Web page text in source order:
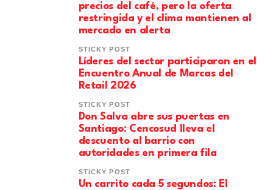
precios del café, pero la oferta
restringida y el clima mantienen al
mercado en alerta
STICKY POST
Líderes del sector participaron en el
Encuentro Anual de Marcas del
Retail 2026
STICKY POST
Don Salva abre sus puertas en
Santiago: Cencosud lleva el
descuento al barrio con
autoridades en primera fila
STICKY POST
Un carrito cada 5 segundos: El